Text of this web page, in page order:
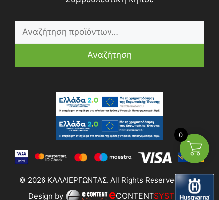
Αναζήτηση
© 2026 ΚΑΛΛΙΕΡΓΩΝΤΑΣ. All Rights Reserved | Web
Design by
eCONTENTSYSTEMS
0